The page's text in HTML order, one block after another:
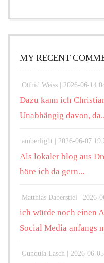
MY RECENT
Otfrid Weiss | 2026-06-14
Dazu kann ich
Unabhängig davon,
amberlight | 2026-06-07
Als lokaler blog aus
höre ich da gern...
Matthias Daberstiel | 2026-
ich würde noch einen
Social Media anfangs
Gundula Lasch | 2026-06-